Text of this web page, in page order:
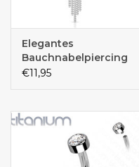
Elegantes
Bauchnabelpiercing
mit 55 mm langem
Chirurgenstahl 316L |
8, 10 oder 12 mm
€11,95